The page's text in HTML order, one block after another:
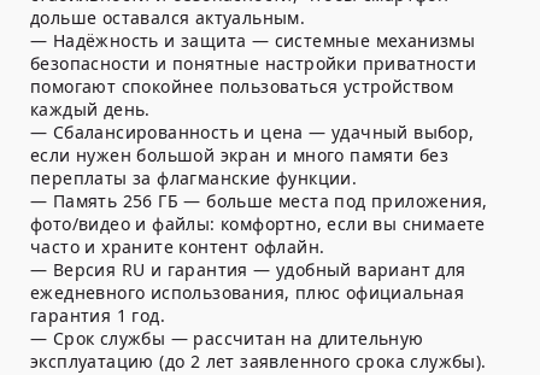
дольше оставался актуальным.
— Надёжность и защита — системные механизмы
безопасности и понятные настройки приватности
помогают спокойнее пользоваться устройством
каждый день.
— Сбалансированность и цена — удачный выбор,
если нужен большой экран и много памяти без
переплаты за флагманские функции.
— Память 256 ГБ — больше места под приложения,
фото/видео и файлы: комфортно, если вы снимаете
часто и храните контент офлайн.
— Версия RU и гарантия — удобный вариант для
ежедневного использования, плюс официальная
гарантия 1 год.
— Срок службы — рассчитан на длительную
эксплуатацию (до 2 лет заявленного срока службы).